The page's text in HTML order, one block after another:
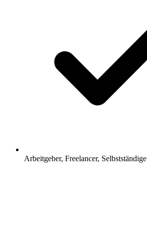
Arbeitgeber, Freelancer, Selbstständige